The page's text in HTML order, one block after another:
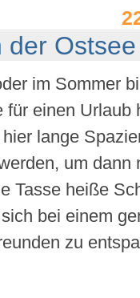
der Ostsee
im Sommer
für einen Urlaub
lange
um dann
Tasse heiße
bei einem
zu